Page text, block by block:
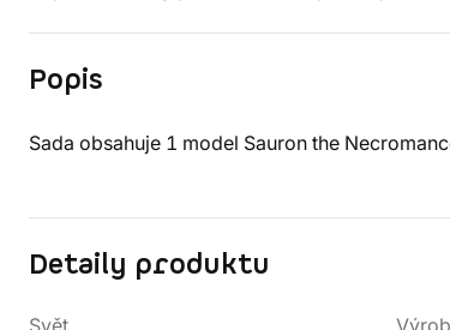
Popis
Sada obsahuje 1 model Sauron the
Detaily produktu
Svět